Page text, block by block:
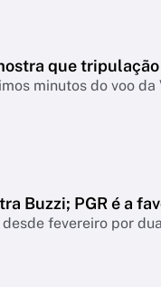
que
minutos do voo
Buzzi; PGR é a
fevereiro por